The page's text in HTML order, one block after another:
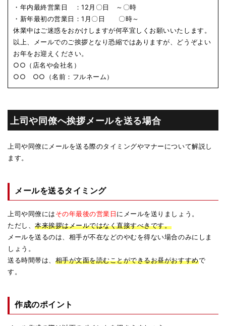
・年内最終営業日 ：12月〇日 ～〇時
・新年最初の営業日：1月〇日 〇時～
休業中はご迷惑をおかけしますが何卒宜しくお願いいたします。
以上、メールでのご挨拶となり恐縮ではありますが、どうぞよい
お年をお迎えください。
○○（店名や会社名）
○○ ○○（名前：フルネーム）
上司や同僚へ挨拶メールを送る場合
上司や同僚にメールを送る際のタイミングやマナーについて解説し
ます。
メールを送るタイミング
上司や同僚にはその年最後の営業日にメールを送りましょう。
ただし、本来挨拶はメールではなく直接すべきです。
メールを送るのは、相手が不在などのやむを得ない場合のみにしま
しょう。
送る時間帯は、 相手が文面を読むことができるお昼がおすすめで
す。
作成のポイント